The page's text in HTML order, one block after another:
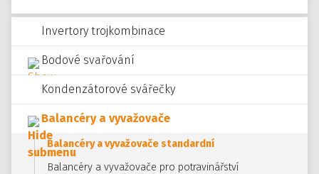
Invertory trojkombinace
Bodové svařování
Kondenzátorové svářečky
Balancéry a vyvažovače
Balancéry a vyvažovače standardní
Balancéry a vyvažovače pro potravinářství